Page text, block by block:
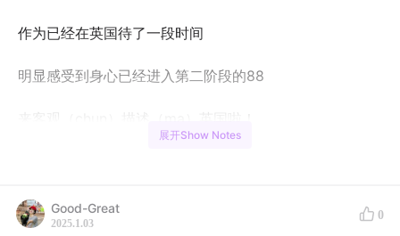
作为已经在英国待了一段时间
明显感受到身心已经进入第二阶段的88
来客观（chun）描述（ma）英国啦！
又是一篇全篇骂（sorry~）
展开Show Notes
Good-Great
2025.1.03
0